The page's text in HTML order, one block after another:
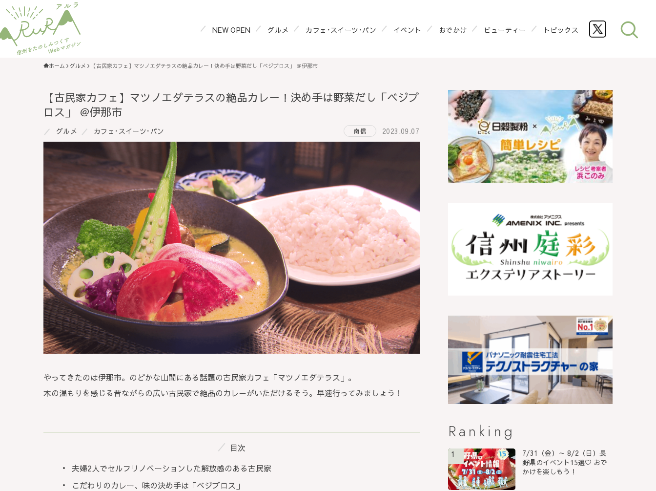
NEW OPEN グルメ カフェ･スイーツ･パン イベント おでかけ ビューティー トピックス
ホーム グルメ 【古民家カフェ】マツノエダテラスの絶品カレー！決め手は野菜だし「ベジブロス」 ＠伊那市
【古民家カフェ】マツノエダテラスの絶品カレー！決め手は野菜だし「ベジブ
ロス」 ＠伊那市
グルメ カフェ･スイーツ･パン 南信 2023.09.07
やってきたのは伊那市。のどかな山間にある話題の古民家カフェ「マツノエダテラス」。
木の温もりを感じる昔ながらの広い古民家で絶品のカレーがいただけるそう。早速行ってみましょう！
目次
夫婦2人でセルフリノベーションした解放感のある古民家
こだわりのカレー、味の決め手は「ベジブロス」
Ranking
1
7/31（金）～ 8/2（日）長
野県のイベント15選♡ おで
かけを楽しもう！